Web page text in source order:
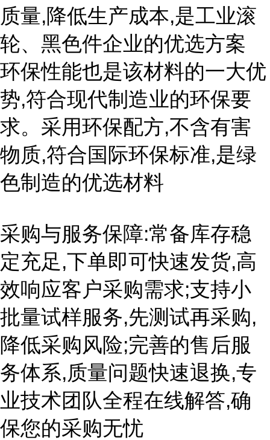
质量,降低生产成本,是工业滚
轮、黑色件企业的优选方案
环保性能也是该材料的一大优
势,符合现代制造业的环保要
求。采用环保配方,不含有害
物质,符合国际环保标准,是绿
色制造的优选材料
采购与服务保障:常备库存稳
定充足,下单即可快速发货,高
效响应客户采购需求;支持小
批量试样服务,先测试再采购,
降低采购风险;完善的售后服
务体系,质量问题快速退换,专
业技术团队全程在线解答,确
保您的采购无忧